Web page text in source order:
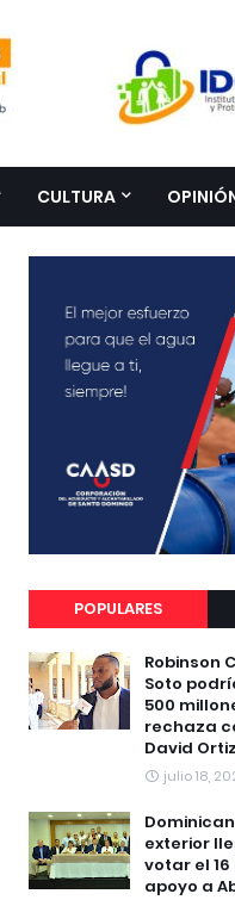
CULTURA
POPULARES
Robinson
Soto
500
rechaza
David Ortiz
julio 18,
exterior
votar el
apoyo a